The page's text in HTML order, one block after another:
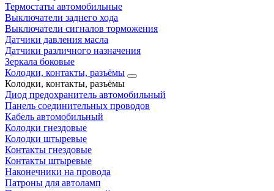
Термостаты автомобильные
Выключатели заднего хода
Выключатели сигналов торможения
Датчики давления масла
Датчики различного назначения
Зеркала боковые
Колодки, контакты, разъёмы
Колодки, контакты, разъёмы
Диод предохранитель автомобильный
Панель соединительных проводов
Кабель автомобильный
Колодки гнездовые
Колодки штыревые
Контакты гнездовые
Контакты штыревые
Наконечники на провода
Патроны для автоламп